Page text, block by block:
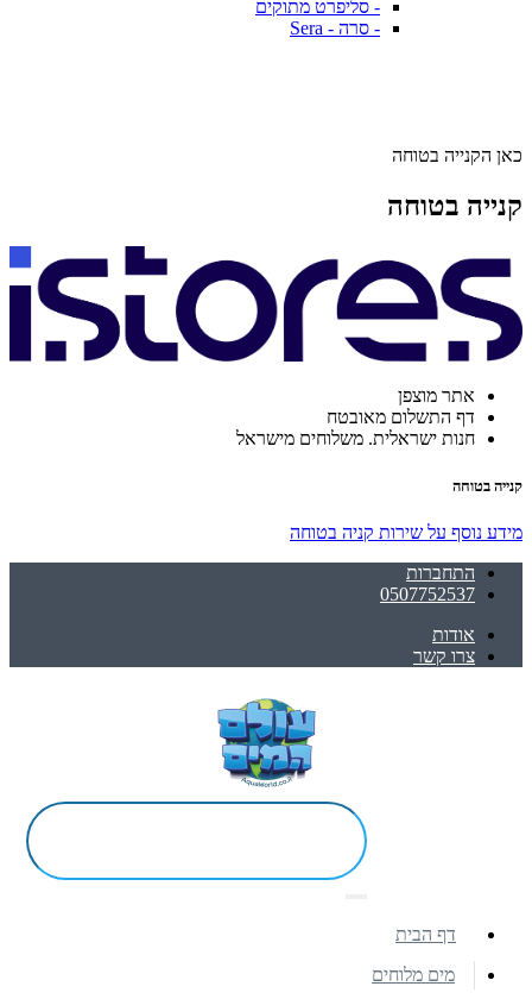
- סליפרט מתוקים
- סרה - Sera
כאן הקנייה בטוחה
קנייה בטוחה
אתר מוצפן
דף התשלום מאובטח
חנות ישראלית. משלוחים מישראל
קנייה בטוחה
מידע נוסף על שירות קניה בטוחה
התחברות
0507752537
אודות
צרו קשר
דף הבית
מים מלוחים